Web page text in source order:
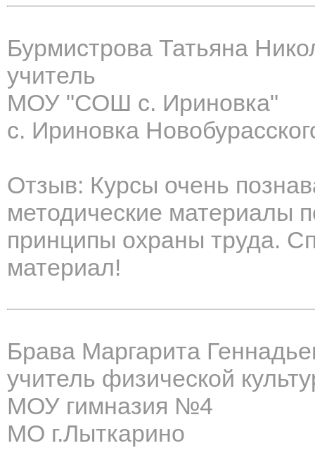
Бурмистрова Татьяна
учитель
МОУ "СОШ с. Ириновка"
с. Ириновка
Отзыв: Курсы очень
методические материалы
принципы охраны труда.
материал!
Брава Маргарита
учитель физической
МОУ гимназия №4
МО г.Лыткарино